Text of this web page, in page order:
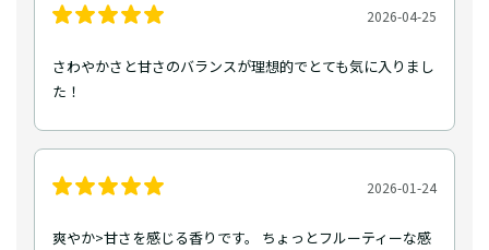
2026-04-25
さわやかさと甘さのバランスが理想的でとても気に入りまし
た！
2026-01-24
爽やか>甘さを感じる香りです。 ちょっとフルーティーな感